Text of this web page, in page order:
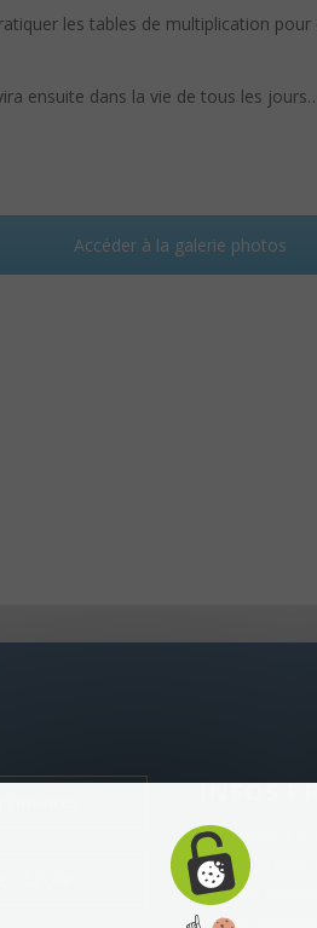
les tables de multiplication
ensuite dans la vie de tous les
Accéder à la galerie photos
INFOS
Calendrier
Fournitures
Centre
Restauration